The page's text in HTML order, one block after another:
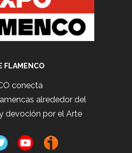
FLAMENCO
conecta
alrededor del
devoción por el Arte